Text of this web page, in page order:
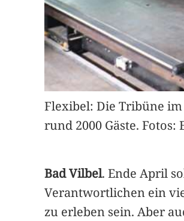
Flexibel: Die Tribüne
rund 2000 Gäste.
Bad Vilbel. Ende April
Verantwortlichen ein
zu erleben sein. Aber